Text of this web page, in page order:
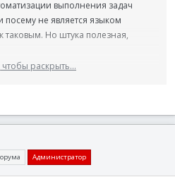
выполнения задач
посему не является языком
Но штука полезная,
раскрыть...
Администратор